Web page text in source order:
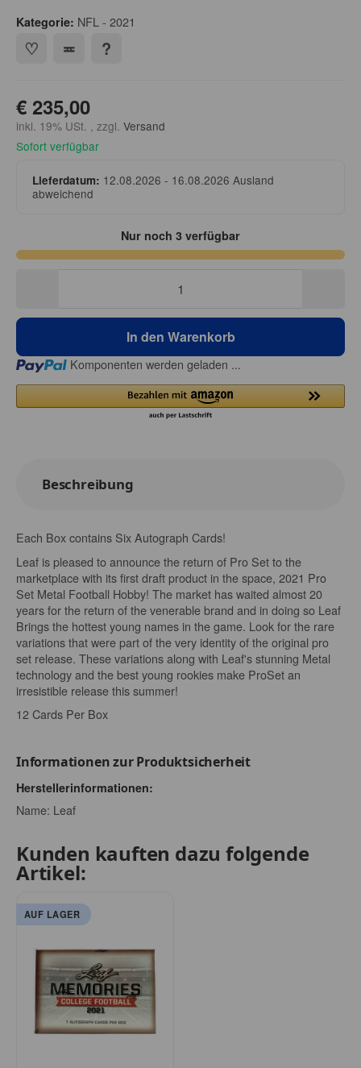
Kategorie: NFL - 2021
€ 235,00
inkl. 19% USt. , zzgl. Versand
Sofort verfügbar
Lieferdatum: 12.08.2026 - 16.08.2026Ausland
abweichend
Nur noch 3 verfügbar
In den Warenkorb
Loading... Komponenten werden geladen ...
Beschreibung
Each Box contains Six Autograph Cards!
Leaf is pleased to announce the return of Pro Set to the
marketplace with its first draft product in the space, 2021 Pro
Set Metal Football Hobby! The market has waited almost 20
years for the return of the venerable brand and in doing so Leaf
Brings the hottest young names in the game. Look for the rare
variations that were part of the very identity of the original pro
set release. These variations along with Leaf's stunning Metal
technology and the best young rookies make ProSet an
irresistible release this summer!
12 Cards Per Box
Informationen zur Produktsicherheit
Herstellerinformationen:
Name: Leaf
Kunden kauften dazu folgende
Artikel:
AUF LAGER